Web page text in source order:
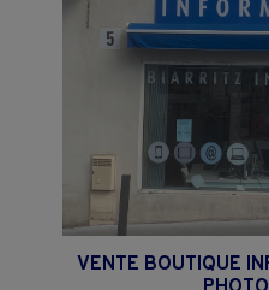
VENTE BOUTIQUE